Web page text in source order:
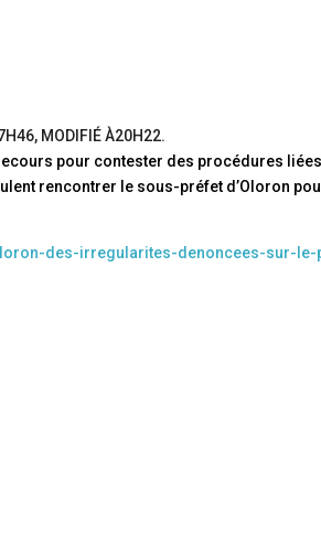
, MODIFIÉÀ20H22.
pour contester des procédures
rencontrer le sous-préfet d’Oloron
des-irregularites-denoncees-sur-